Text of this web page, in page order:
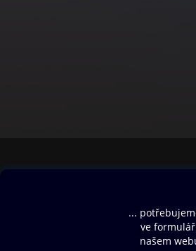
Aplikace a hry
SMS/MMS Info
Blog